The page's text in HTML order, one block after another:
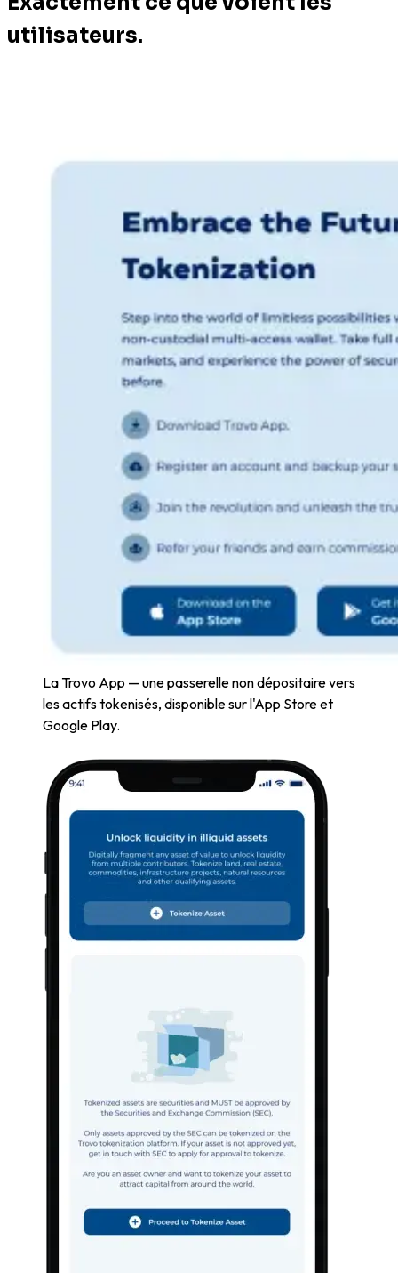
utilisateurs.
La Trovo App — une passerelle non dépositaire vers
les actifs tokenisés, disponible sur l'App Store et
Google Play.